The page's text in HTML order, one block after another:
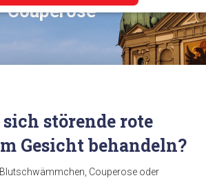
Couperose
störende rote
Gesicht behandeln?
Couperose oder